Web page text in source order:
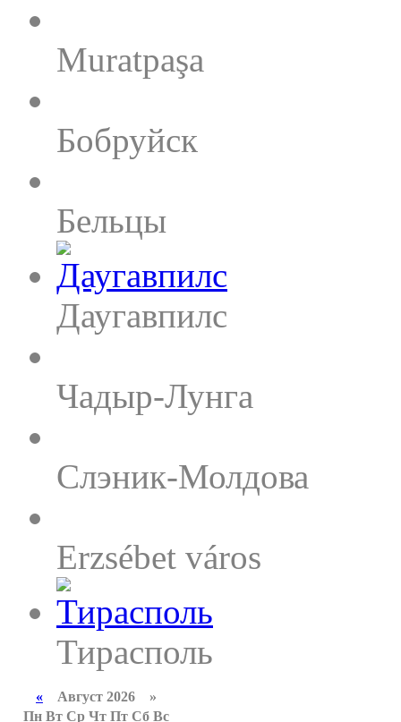
Muratpaşa
Бобруйск
Бельцы
Даугавпилс
Чадыр-Лунга
Слэник-Молдова
Erzsébet város
Тирасполь
« Август 2026 »
Пн Вт Ср Чт Пт Сб Вс